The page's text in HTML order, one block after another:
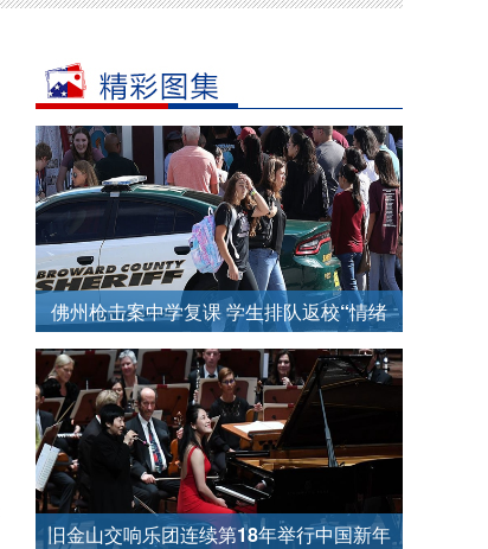
佛州枪击案中学复课 学生排队返校“情绪
复杂”
旧金山交响乐团连续第18年举行中国新年